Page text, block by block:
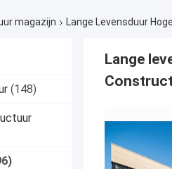
magazijn Lange Levensduur
(148)
Lange